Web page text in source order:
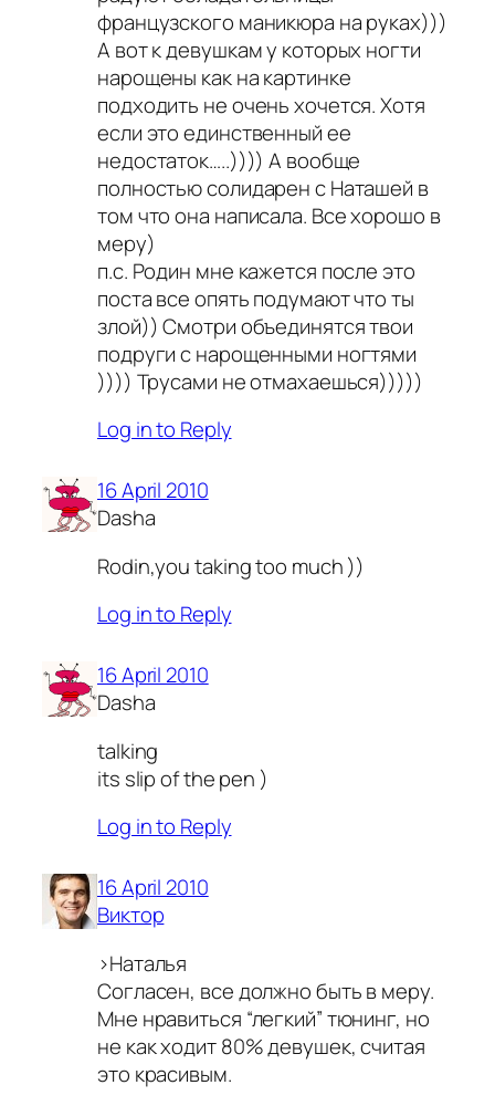
французского маникюра на руках)))
А вот к девушкам у которых ногти
нарощены как на картинке
подходить не очень хочется. Хотя
если это единственный ее
недостаток…..)))) А вообще
полностью солидарен с Наташей в
том что она написала. Все хорошо в
меру)
п.с. Родин мне кажется после это
поста все опять подумают что ты
злой)) Смотри объединятся твои
подруги с нарощенными ногтями
)))) Трусами не отмахаешься)))))
Log in to Reply
16 April 2010
Dasha
Rodin,you taking too much ))
Log in to Reply
16 April 2010
Dasha
talking
its slip of the pen )
Log in to Reply
16 April 2010
Виктор
>Наталья
Согласен, все должно быть в меру.
Мне нравиться “легкий” тюнинг, но
не как ходит 80% девушек, считая
это красивым.